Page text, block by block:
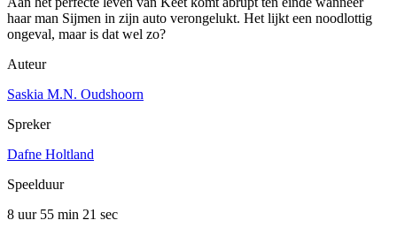
haar man Sijmen in zijn auto verongelukt. Het lijkt een noodlottig
ongeval, maar is dat wel zo?
Auteur
Saskia M.N. Oudshoorn
Spreker
Dafne Holtland
Speelduur
8 uur 55 min 21 sec